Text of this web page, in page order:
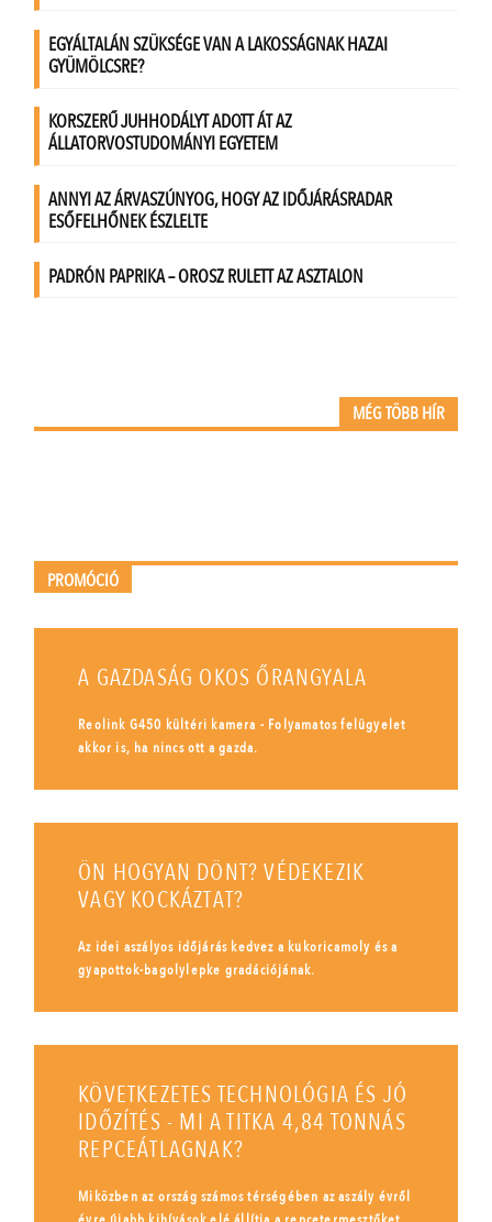
MÉG TÖBB HÍR
PROMÓCIÓ
A GAZDASÁG OKOS ŐRANGYALA
Reolink G450 kültéri kamera - Folyamatos felügyelet
akkor is, ha nincs ott a gazda.
ÖN HOGYAN DÖNT? VÉDEKEZIK
VAGY KOCKÁZTAT?
Az idei aszályos időjárás kedvez a kukoricamoly és a
gyapottok-bagolylepke gradációjának.
KÖVETKEZETES TECHNOLÓGIA ÉS JÓ
IDŐZÍTÉS - MI A TITKA 4,84 TONNÁS
REPCEÁTLAGNAK?
Miközben az ország számos térségében az aszály évről